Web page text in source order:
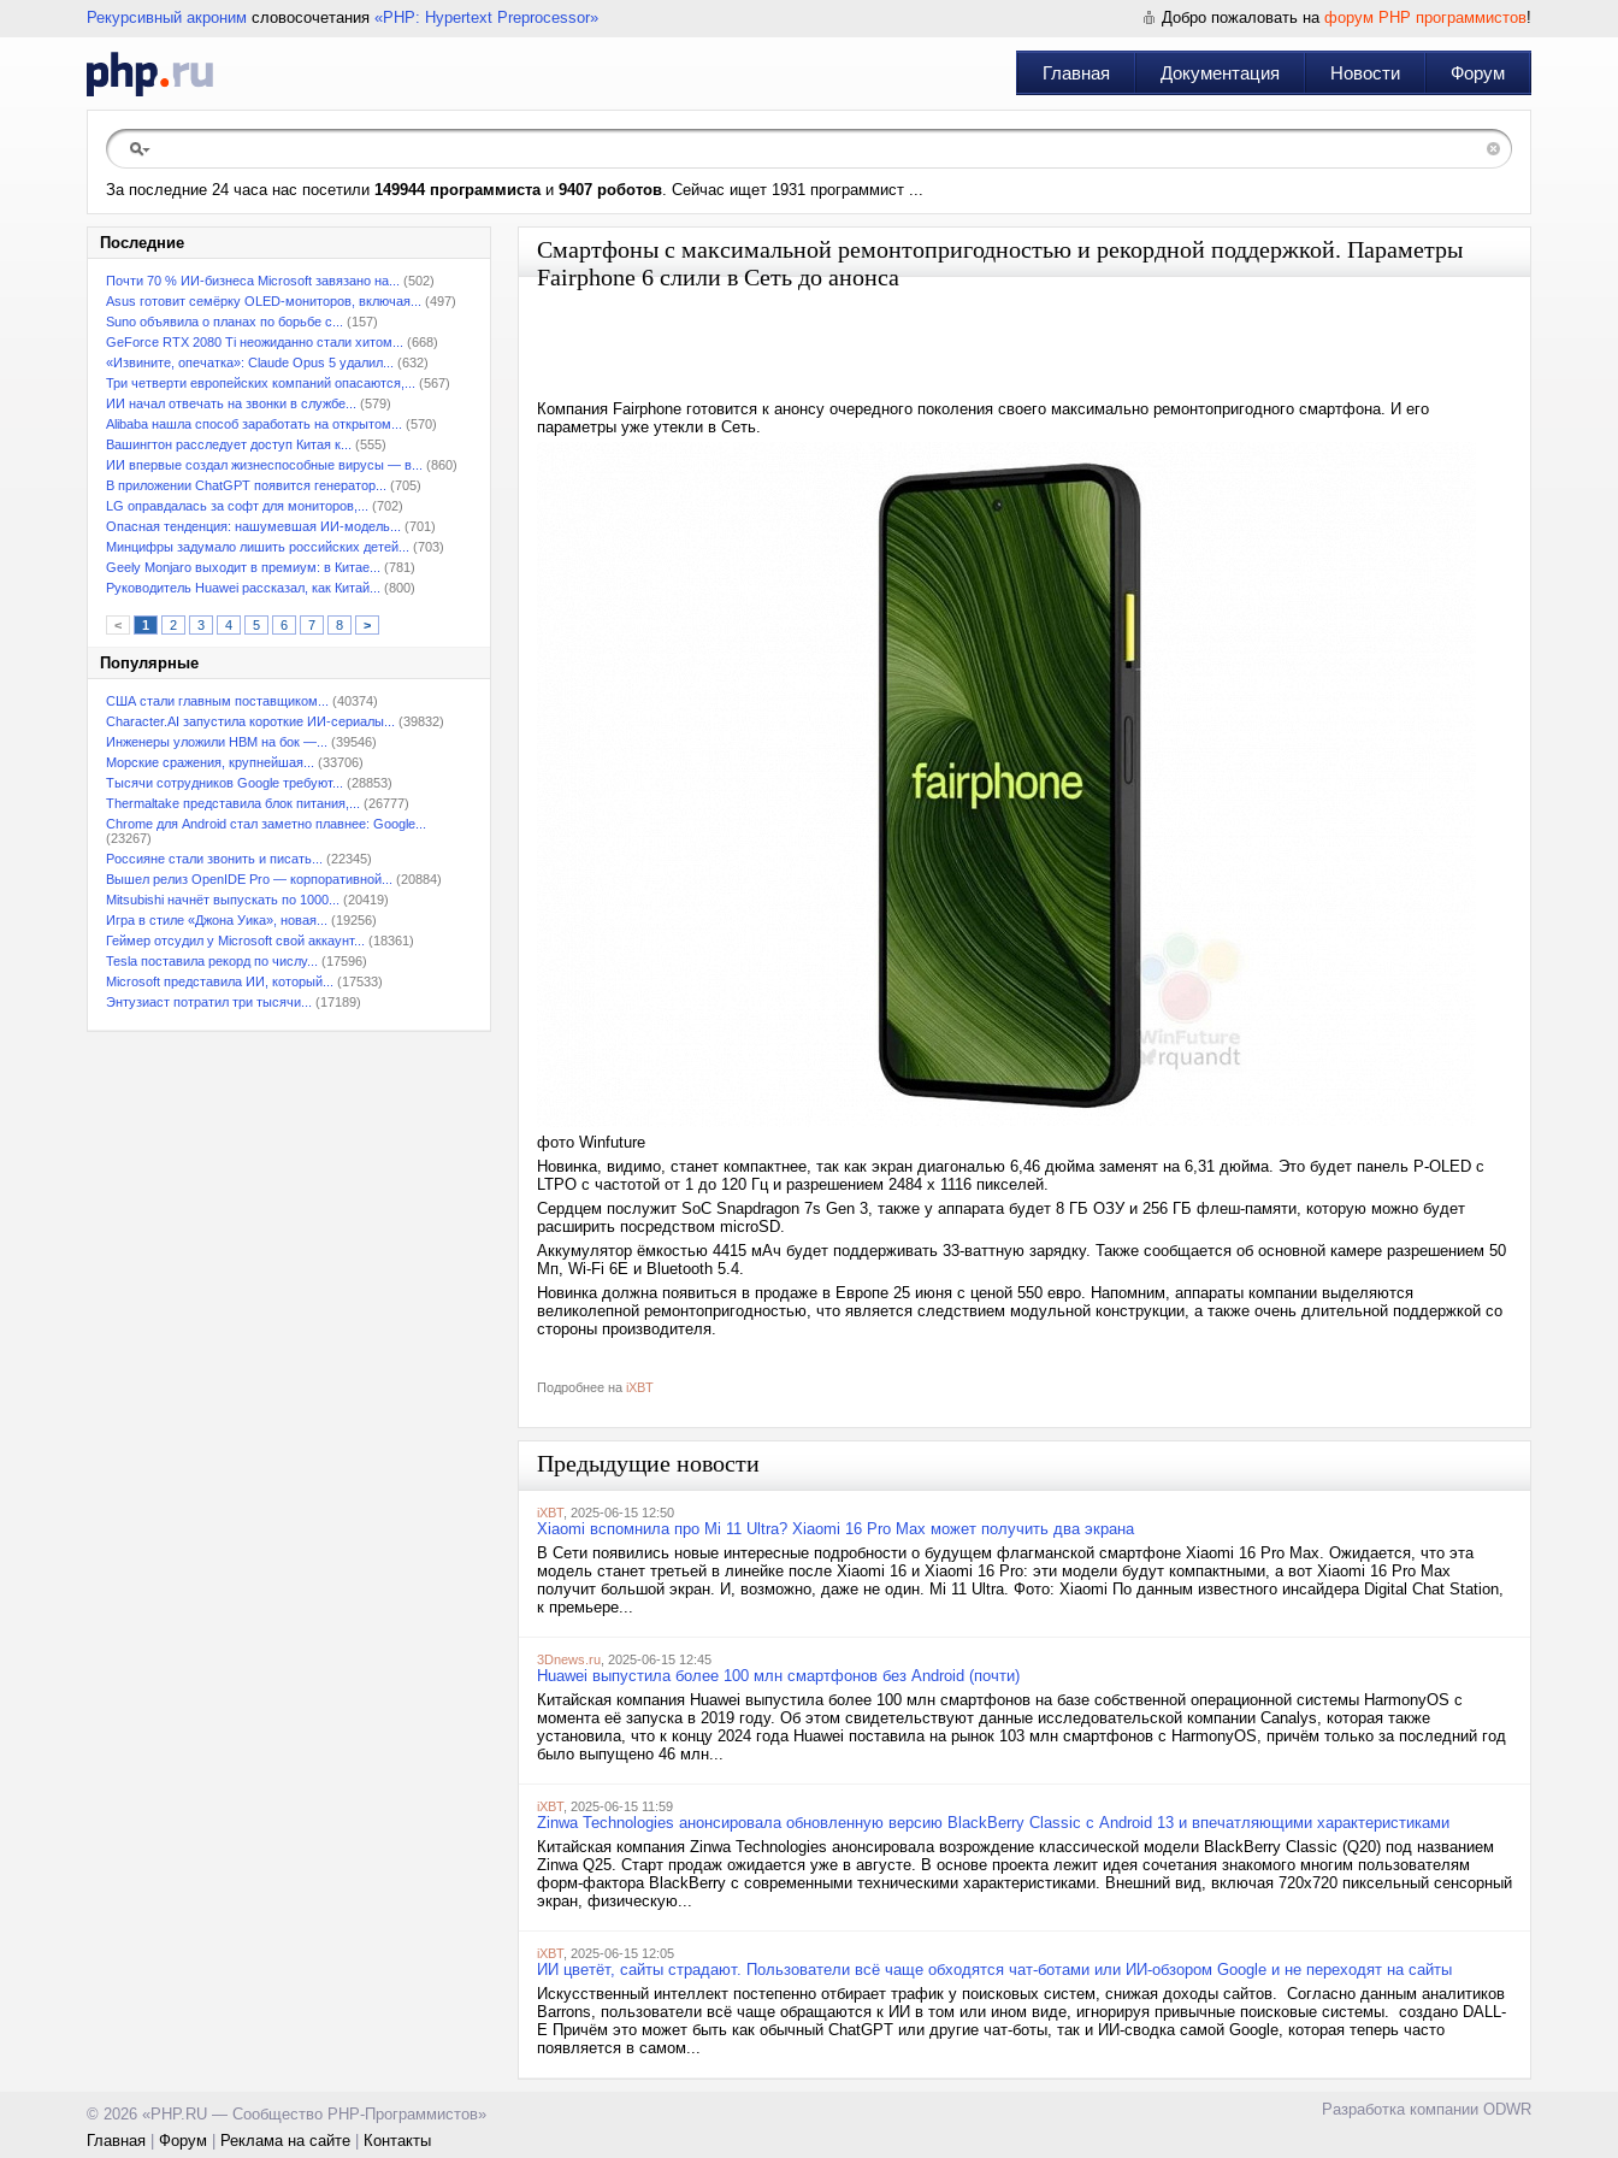
Рекурсивный акроним словосочетания «PHP: Hypertext Preprocessor» Добро пожаловать на форум PHP программистов!
Главная Документация Новости Форум
За последние 24 часа нас посетили 149944 программистаи 9407 роботов. Сейчас ищет 1931 программист ...
Последние
Почти 70 % ИИ-бизнеса Microsoft завязано на...
(502)
Asus готовит семёрку OLED-мониторов, включая...
(497)
Suno объявила о планах по борьбе с...
(157)
GeForce RTX 2080 Ti неожиданно стали хитом...
(668)
«Извините, опечатка»: Claude Opus 5 удалил...
(632)
Три четверти европейских компаний опасаются,...
(567)
ИИ начал отвечать на звонки в службе...
(579)
Alibaba нашла способ заработать на открытом...
(570)
Вашингтон расследует доступ Китая к...
(555)
ИИ впервые создал жизнеспособные вирусы — в...
(860)
В приложении ChatGPT появится генератор...
(705)
LG оправдалась за софт для мониторов,...
(702)
Опасная тенденция: нашумевшая ИИ-модель...
(701)
Минцифры задумало лишить российских детей...
(703)
Geely Monjaro выходит в премиум: в Китае...
(781)
Руководитель Huawei рассказал, как Китай...
(800)
< 1 2 3 4 5 6 7 8 >
Популярные
США стали главным поставщиком...
(40374)
Character.AI запустила короткие ИИ-сериалы...
(39832)
Инженеры уложили HBM на бок —...
(39546)
Морские сражения, крупнейшая...
(33706)
Тысячи сотрудников Google требуют...
(28853)
Thermaltake представила блок питания,...
(26777)
Chrome для Android стал заметно плавнее: Google...
(23267)
Россияне стали звонить и писать...
(22345)
Вышел релиз OpenIDE Pro — корпоративной...
(20884)
Mitsubishi начнёт выпускать по 1000...
(20419)
Игра в стиле «Джона Уика», новая...
(19256)
Геймер отсудил у Microsoft свой аккаунт...
(18361)
Tesla поставила рекорд по числу...
(17596)
Microsoft представила ИИ, который...
(17533)
Энтузиаст потратил три тысячи...
(17189)
Смартфоны с максимальной ремонтопригодностью и рекордной поддержкой. Параметры
Fairphone 6 слили в Сеть до анонса
Компания Fairphone готовится к анонсу очередного поколения своего максимально ремонтопригодного смартфона. И его
параметры уже утекли в Сеть.
фото Winfuture
Новинка, видимо, станет компактнее, так как экран диагональю 6,46 дюйма заменят на 6,31 дюйма. Это будет панель P-OLED с
LTPO с частотой от 1 до 120 Гц и разрешением 2484 х 1116 пикселей.
Сердцем послужит SoC Snapdragon 7s Gen 3, также у аппарата будет 8 ГБ ОЗУ и 256 ГБ флеш-памяти, которую можно будет
расширить посредством microSD.
Аккумулятор ёмкостью 4415 мАч будет поддерживать 33-ваттную зарядку. Также сообщается об основной камере разрешением 50
Мп, Wi-Fi 6E и Bluetooth 5.4.
Новинка должна появиться в продаже в Европе 25 июня с ценой 550 евро. Напомним, аппараты компании выделяются
великолепной ремонтопригодностью, что является следствием модульной конструкции, а также очень длительной поддержкой со
стороны производителя.
Подробнее на iXBT
Предыдущие новости
iXBT, 2025-06-15 12:50
Xiaomi вспомнила про Mi 11 Ultra? Xiaomi 16 Pro Max может получить два экрана
В Сети появились новые интересные подробности о будущем флагманской смартфоне Xiaomi 16 Pro Max. Ожидается, что эта
модель станет третьей в линейке после Xiaomi 16 и Xiaomi 16 Pro: эти модели будут компактными, а вот Xiaomi 16 Pro Max
получит большой экран. И, возможно, даже не один. Mi 11 Ultra. Фото: Xiaomi По данным известного инсайдера Digital Chat Station,
к премьере...
3Dnews.ru , 2025-06-15 12:45
Huawei выпустила более 100 млн смартфонов без Android (почти)
Китайская компания Huawei выпустила более 100 млн смартфонов на базе собственной операционной системы HarmonyOS с
момента её запуска в 2019 году. Об этом свидетельствуют данные исследовательской компании Canalys, которая также
установила, что к концу 2024 года Huawei поставила на рынок 103 млн смартфонов с HarmonyOS, причём только за последний год
было выпущено 46 млн...
iXBT, 2025-06-15 11:59
Zinwa Technologies анонсировала обновленную версию BlackBerry Classic с Android 13 и впечатляющими характеристиками
Китайская компания Zinwa Technologies анонсировала возрождение классической модели BlackBerry Classic (Q20) под названием
Zinwa Q25. Старт продаж ожидается уже в августе. В основе проекта лежит идея сочетания знакомого многим пользователям
форм-фактора BlackBerry с современными техническими характеристиками. Внешний вид, включая 720x720 пиксельный сенсорный
экран, физическую...
iXBT, 2025-06-15 12:05
ИИ цветёт, сайты страдают. Пользователи всё чаще обходятся чат-ботами или ИИ-обзором Google и не переходят на сайты
Искусственный интеллект постепенно отбирает трафик у поисковых систем, снижая доходы сайтов. Согласно данным аналитиков
Barrons, пользователи всё чаще обращаются к ИИ в том или ином виде, игнорируя привычные поисковые системы. создано DALL-
E Причём это может быть как обычный ChatGPT или другие чат-боты, так и ИИ-сводка самой Google, которая теперь часто
появляется в самом...
© 2026 «PHP.RU — Сообщество PHP-Программистов»
Главная
Форум Реклама на сайте Контакты
Разработка компании ODWR